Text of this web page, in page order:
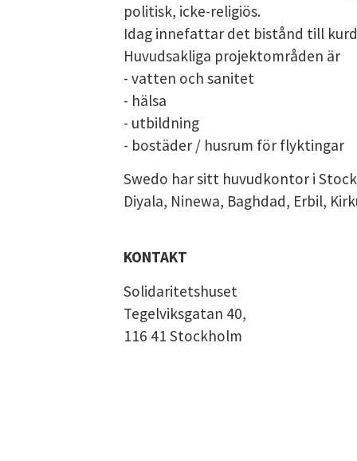
BLI MEDLEM
DATASKYDD
HISTORIK
BARNÄNGEN -
LOKALER LEDIGA
politisk, icke-religiös.
Idag innefattar det bistånd till
Huvudsakliga projektområden är
- vatten och sanitet
- hälsa
- utbildning
- bostäder / husrum för flyktingar
Swedo har sitt huvudkontor i
Diyala, Ninewa, Baghdad, Erbil,
KONTAKT
Solidaritetshuset
Tegelviksgatan 40,
116 41 Stockholm